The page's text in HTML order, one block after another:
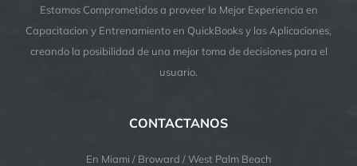
Estamos Comprometidos a proveer la Mejor Experiencia en
Capacitacion y Entrenamiento en QuickBooks y las Aplicaciones,
creando la posibilidad de una mejor toma de decisiones para el
usuario.
CONTACTANOS
En Miami / Broward / West Palm Beach